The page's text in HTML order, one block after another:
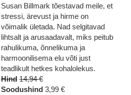
Susan Billmark tõestavad meile, et
stressi, ärevust ja hirme on
võimalik ületada. Nad selgitavad
lihtsalt ja arusaadavalt, miks peitub
rahulikuma, õnnelikuma ja
harmoonilisema elu võti just
teadlikult hetkes kohalolekus.
Hind 14,94 €
Soodushind 3,99 €